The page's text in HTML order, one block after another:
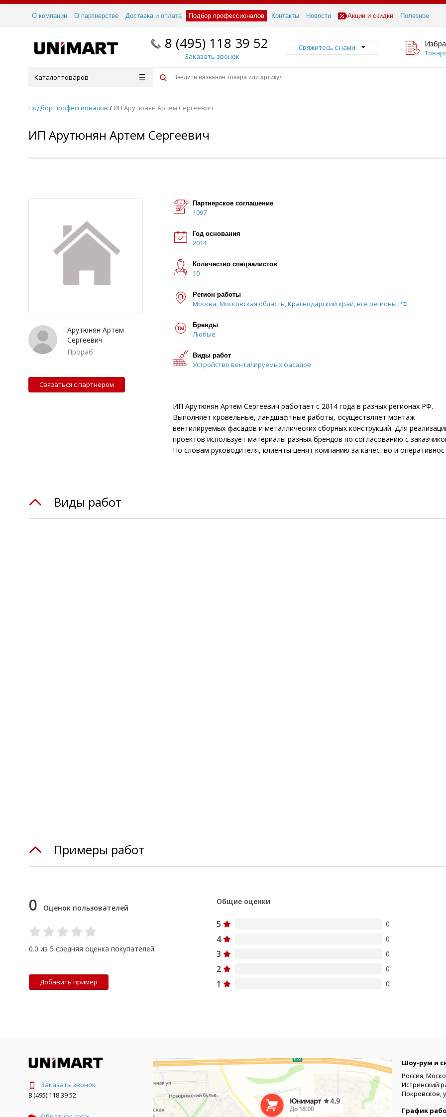
О компании О партнерстве Доставка и оплата Подбор профессионалов Контакты Новости Акции и скидки Полезное
8 (495) 118 39 52
Заказать звонок
Свяжитесь с нами
Каталог товаров
Подбор профессионалов / ИП Арутюнян Артем Сергеевич
ИП Арутюнян Артем Сергеевич
Арутюнян Артем
Сергеевич
Прораб
Связаться с партнером
Партнерское соглашение
1097
Год основания
2014
Количество специалистов
10
Регион работы
Москва, Московская область, Краснодарский край, все регионы РФ
Бренды
Любые
Виды работ
Устройство вентилируемых фасадов
ИП Арутюнян Артем Сергеевич работает с 2014 года в разных регионах РФ.
Выполняет кровельные, ландшафтные работы, осуществляет монтаж
вентилируемых фасадов и металлических сборных конструкций. Для
проектов использует материалы разных брендов по согласованию с
По словам руководителя, клиенты ценят компанию за качество и
Виды работ
Примеры работ
0 Оценок пользователей
0.0 из 5 средняя оценка покупателей
Добавить пример
Общие оценки
5 0
4 0
3 0
2 0
1 0
Заказать звонок
8 (495) 118 39 52
Шоу-рум и
Россия,
Истринский
Покровское,
График